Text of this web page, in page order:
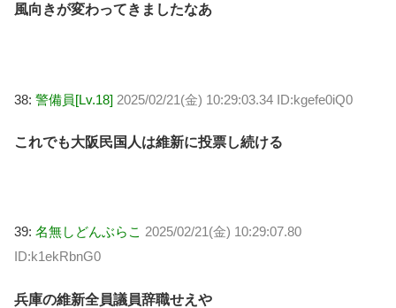
風向きが変わってきましたなあ
38: 警備員[Lv.18] 2025/02/21(金) 10:29:03.34 ID:kgefe0iQ0
これでも大阪民国人は維新に投票し続ける
39: 名無しどんぶらこ 2025/02/21(金) 10:29:07.80
ID:k1ekRbnG0
兵庫の維新全員議員辞職せえや